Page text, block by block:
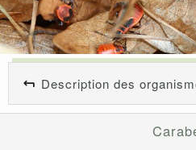
Description des